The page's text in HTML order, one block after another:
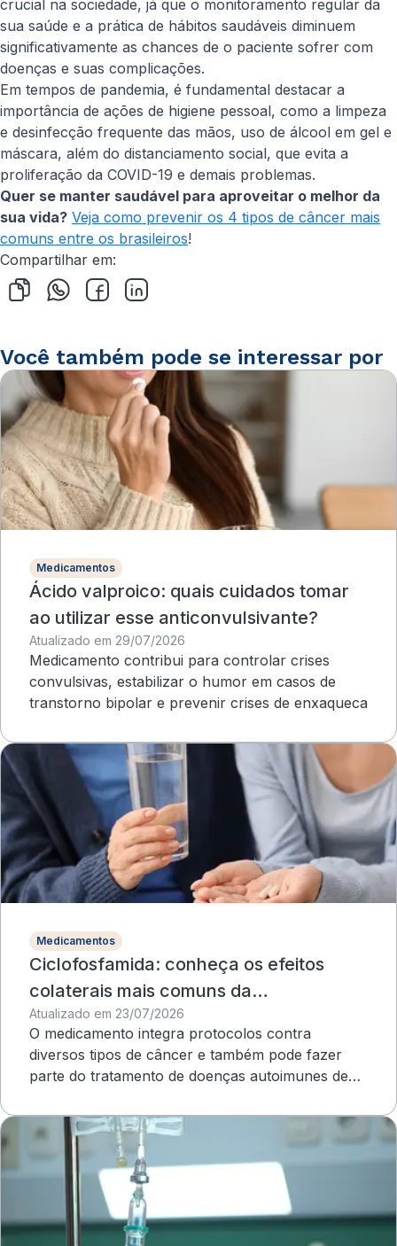
crucial na sociedade, já que o monitoramento regular da
sua saúde e a prática de hábitos saudáveis diminuem
significativamente as chances de o paciente sofrer com
doenças e suas complicações.
Em tempos de pandemia, é fundamental destacar a
importância de ações de higiene pessoal, como a limpeza
e desinfecção frequente das mãos, uso de álcool em gel e
máscara, além do distanciamento social, que evita a
proliferação da COVID-19 e demais problemas.
Quer se manter saudável para aproveitar o melhor da
sua vida? Veja como prevenir os 4 tipos de câncer mais
comuns entre os brasileiros!
Compartilhar em:
Você também pode se interessar por
Medicamentos
Ácido valproico: quais cuidados tomar
ao utilizar esse anticonvulsivante?
Atualizado em 29/07/2026
Medicamento contribui para controlar crises
convulsivas, estabilizar o humor em casos de
transtorno bipolar e prevenir crises de enxaqueca
Medicamentos
Ciclofosfamida: conheça os efeitos
colaterais mais comuns da
quimioterapia
Atualizado em 23/07/2026
O medicamento integra protocolos contra
diversos tipos de câncer e também pode fazer
parte do tratamento de doenças autoimunes de